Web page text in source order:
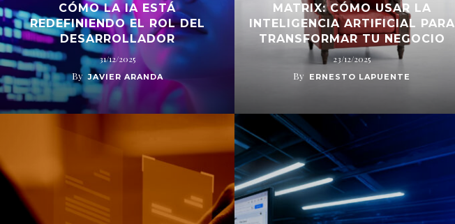
CÓMO LA IA ESTÁ
REDEFINIENDO EL ROL DEL
DESARROLLADOR
31/12/2025
By JAVIER ARANDA
MATRIX: CÓMO USAR LA
INTELIGENCIA ARTIFICIAL PARA
TRANSFORMAR TU NEGOCIO
23/12/2025
By ERNESTO LAPUENTE